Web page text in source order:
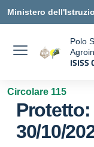
Ministero
Polo
ISISS
Circolare 115
30/10/